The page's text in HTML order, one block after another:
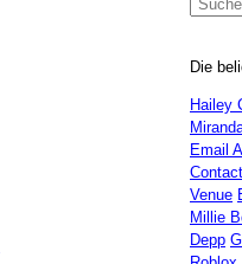
Die
Hailey
Email
Contact
Venue
Millie
Depp